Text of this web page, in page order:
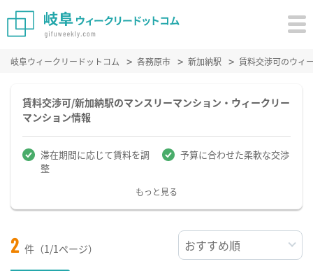
岐阜ウィークリードットコム 各務原市 新加納駅 賃料交渉可のウィ
賃料交渉可/新加納駅のマンスリーマンション・ウィークリー
マンション情報
滞在期間に応じて賃料を調
整
予算に合わせた柔軟な交渉
もっと見る
2 件（1/1ページ）